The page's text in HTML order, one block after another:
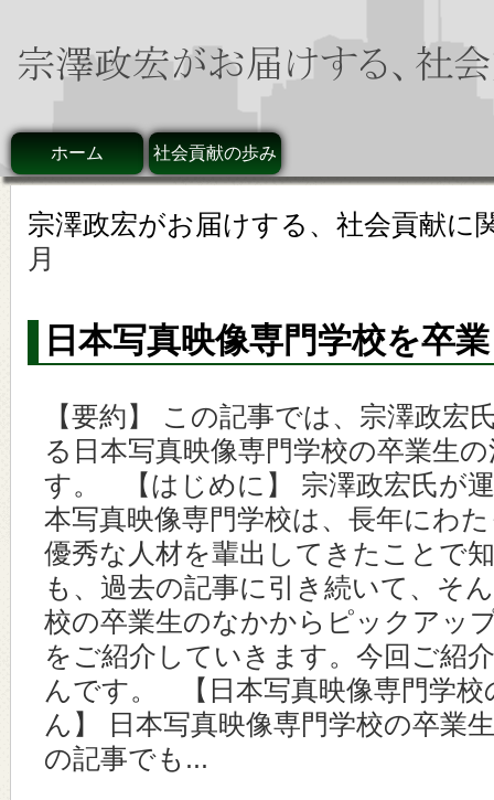
ホーム 社会貢献の歩み
宗澤政宏がお届けする、社会貢献に
月
日本写真映像専門学校を卒
【要約】 この記事では、宗澤政宏
る日本写真映像専門学校の卒業生
す。 【はじめに】 宗澤政宏氏が
本写真映像専門学校は、長年にわ
優秀な人材を輩出してきたことで
も、過去の記事に引き続いて、そ
校の卒業生のなかからピックアッ
をご紹介していきます。今回ご紹
んです。 【日本写真映像専門学校
ん】 日本写真映像専門学校の卒業
の記事でも...